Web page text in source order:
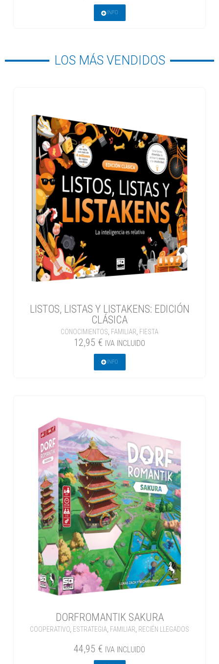
INFO
LOS MÁS VENDIDOS
LISTOS, LISTAS Y LISTAKENS: EDICIÓN
CLÁSICA
CONOCIMIENTOS FAMILIAR FIESTA
12,95 € IVA INCLUIDO
INFO
DORFROMANTIK SAKURA
COOPERATIVO ESTRATEGIA FAMILIAR RECIÉN LLEGADOS
44,95 € IVA INCLUIDO